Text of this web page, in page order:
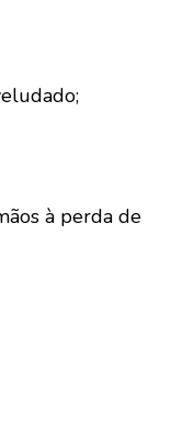
à perda de